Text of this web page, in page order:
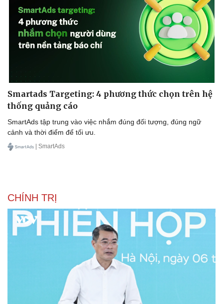
Smartads Targeting: 4 phương thức chọn trên hệ
thống quảng cáo
SmartAds tập trung vào việc nhắm đúng đối tượng, đúng ngữ
cảnh và thời điểm để tối ưu.
| SmartAds
CHÍNH TRỊ